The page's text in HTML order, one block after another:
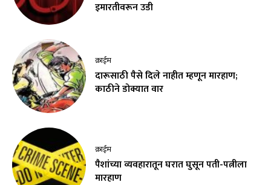
इमारतीवरून उडी
क्राईम
दारूसाठी पैसे दिले नाहीत म्हणून मारहाण;
काठीने डोक्यात वार
क्राईम
पैशांच्या व्यवहारातून घरात घुसून पती-पत्नीला
मारहाण